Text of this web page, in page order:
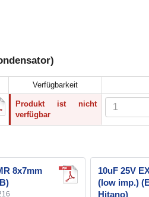
Verfügbarkeit
Produkt ist nicht
verfügbar
8x7mm
10uF 25V
(low imp.)
Hitano)